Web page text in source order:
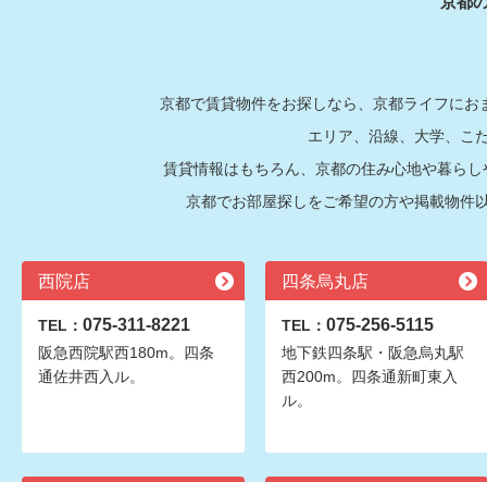
京都で賃貸物件をお探しなら、京都ライフに
エリア、沿線、大学、こ
賃貸情報はもちろん、京都の住み心地や暮ら
京都でお部屋探しをご希望の方や掲載物件
西院店
TEL： 075-311-8221
阪急西院駅西180m。四条
通佐井西入ル。
四条烏丸店
TEL： 075-256-5115
地下鉄四条駅・阪急烏丸駅
西200m。四条通新町東入
ル。